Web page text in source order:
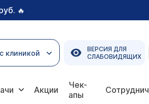
🔥
клиникой
ВЕРСИЯ ДЛЯ
СЛАБОВИДЯЩИХ
Акции
Чек-
апы